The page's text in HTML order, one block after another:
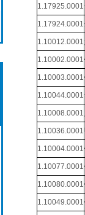
1.17925.0001
1.17924.0001
1.10012.0001
1.10002.0001
1.10003.0001
1.10044.0001
1.10008.0001
1.10036.0001
1.10004.0001
1.10077.0001
1.10080.0001
1.10049.0001